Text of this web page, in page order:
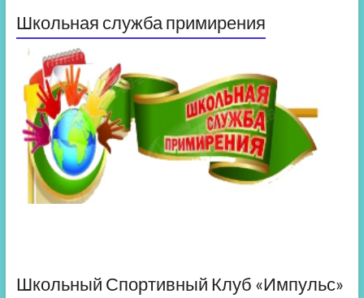
Школьная служба примирения
Школьный Спортивный Клуб «Импульс»